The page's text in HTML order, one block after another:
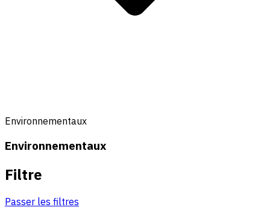
Environnementaux
Environnementaux
Filtre
Passer les filtres